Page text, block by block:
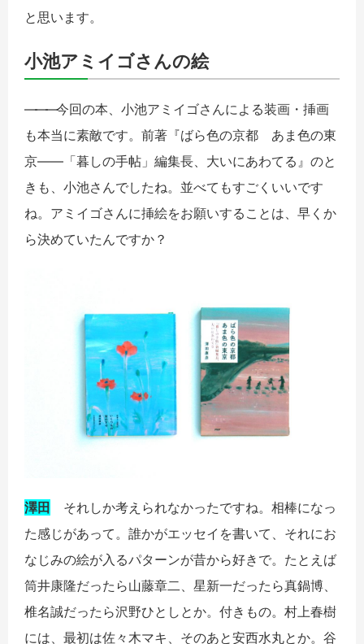
と思います。
小池アミイゴさんの絵
―――今回の本、小池アミイゴさんによる装画・挿画
も本当に素敵です。前著『ばら色の京都 あま色の東
京――「暮しの手帖」編集長、大いにあわてる』のと
きも、小池さんでしたね。並べてもすごくいいです
ね。アミイゴさんに挿絵をお願いすることは、早くか
ら決めていたんですか？
澤田
それしか考えられなかったですね。相棒になっ
た感じがあって。誰かがエッセイを書いて、それにお
なじみの絵が入るパターンが昔から好きで。たとえば
筒井康隆だったら山藤章二、星新一だったら真鍋博、
椎名誠だったら沢野ひとしとか。付きもの。村上春樹
には、最初は佐々木マキ、そのあと安西水丸とか。谷